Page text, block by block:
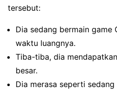
tersebut:
Dia sedang bermain game
waktu luangnya.
Tiba-tiba, dia
besar.
Dia merasa seperti